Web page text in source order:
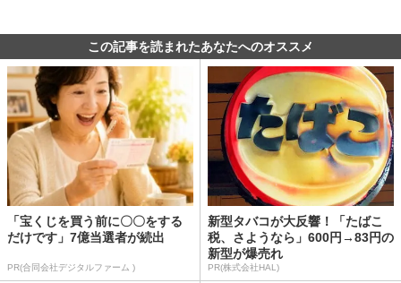
この記事を読まれたあなたへのオススメ
「宝くじを買う前に〇〇をする
だけです」7億当選者が続出
PR(合同会社デジタルファーム )
新型タバコが大反響！「たばこ
税、さようなら」600円→83円の
新型が爆売れ
PR(株式会社HAL)